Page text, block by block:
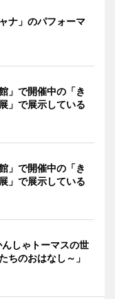
ナ」のパフォーマ
」で開催中の「き
」で展示している
」で開催中の「き
」で展示している
しゃトーマスの世
のおはなし～」